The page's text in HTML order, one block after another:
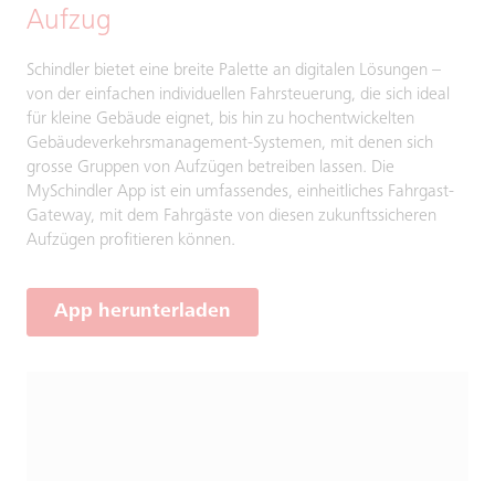
Aufzug
Schindler bietet eine breite Palette an digitalen Lösungen –
von der einfachen individuellen Fahrsteuerung, die sich ideal
für kleine Gebäude eignet, bis hin zu hochentwickelten
Gebäudeverkehrsmanagement-Systemen, mit denen sich
grosse Gruppen von Aufzügen betreiben lassen. Die
MySchindler App ist ein umfassendes, einheitliches Fahrgast-
Gateway, mit dem Fahrgäste von diesen zukunftssicheren
Aufzügen profitieren können.
App herunterladen